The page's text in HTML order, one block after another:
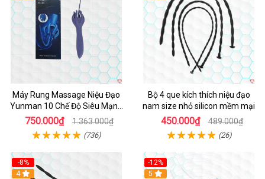
Máy Rung Massage Niệu Đạo
Yunman 10 Chế Độ Siêu Mạnh
Thư Giãn
750.000₫ 1.363.000₫
(736)
Bộ 4 que kích thích niệu đạo
nam size nhỏ silicon mềm mại
450.000₫ 489.000₫
(26)
-8%
4
-12%
Hot
5